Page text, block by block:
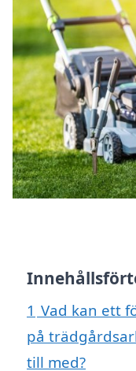
1 Vad kan ett
på
till med?